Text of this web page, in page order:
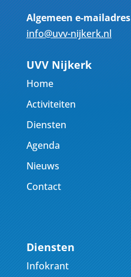
Algemeen e-mailadres
info@uvv-nijkerk.nl
UVV Nijkerk
Home
Activiteiten
Diensten
Agenda
Nieuws
Contact
Diensten
Infokrant